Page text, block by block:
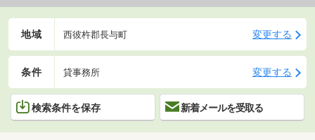
地域 西彼杵郡長与町 変更する
条件 貸事務所 変更する
検索条件を保存 新着メールを受取る